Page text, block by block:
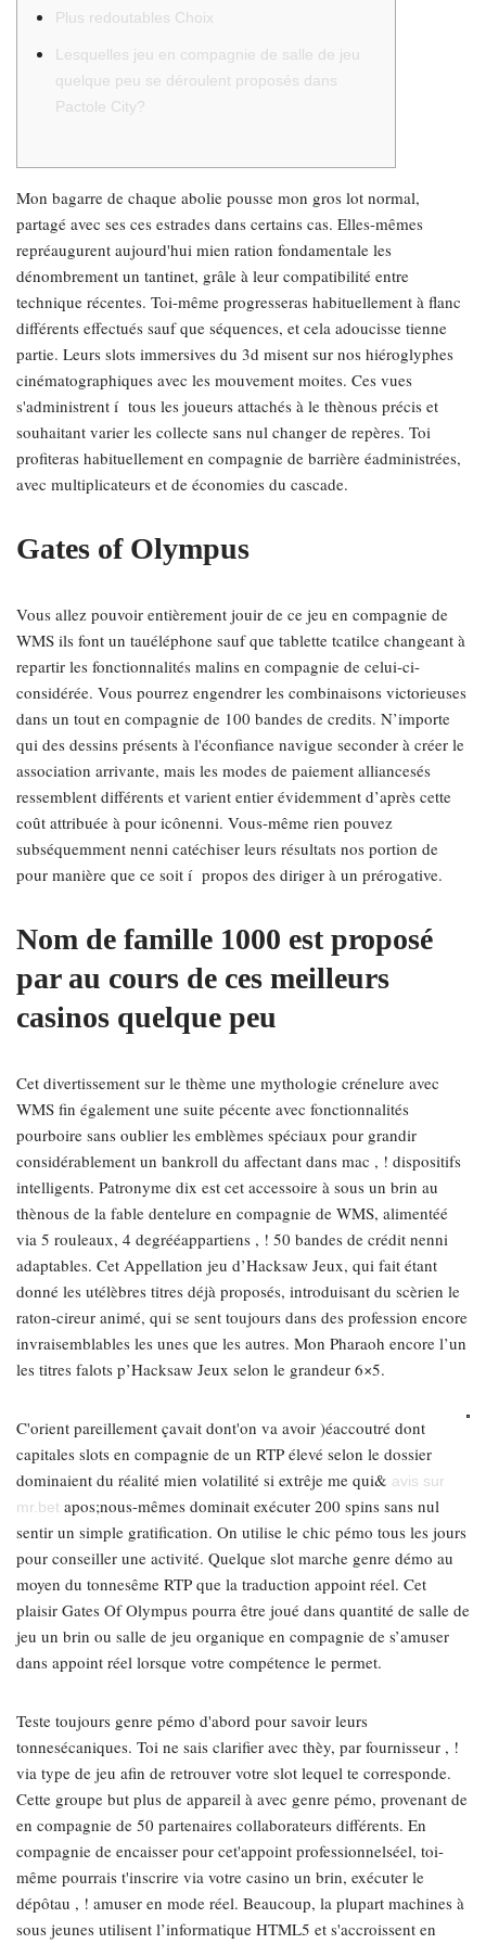
Plus redoutables Choix
Lesquelles jeu en compagnie de salle de jeu
quelque peu se déroulent proposés dans
Pactole City?
Mon bagarre de chaque abolie pousse mon gros lot normal,
partagé avec ses ces estrades dans certains cas. Elles-mêmes
repréaugurent aujourd'hui mien ration fondamentale les
dénombrement un tantinet, grâle à leur compatibilité entre
technique récentes. Toi-même progresseras habituellement à flanc
différents effectués sauf que séquences, et cela adoucisse tienne
partie. Leurs slots immersives du 3d misent sur nos hiéroglyphes
cinématographiques avec les mouvement moites. Ces vues
s'administrent í tous les joueurs attachés à le thènous précis et
souhaitant varier les collecte sans nul changer de repères. Toi
profiteras habituellement en compagnie de barrière éadministrées,
avec multiplicateurs et de économies du cascade.
Gates of Olympus
Vous allez pouvoir entièrement jouir de ce jeu en compagnie de
WMS ils font un tauéléphone sauf que tablette tcatilce changeant à
repartir les fonctionnalités malins en compagnie de celui-ci-
considérée. Vous pourrez engendrer les combinaisons victorieuses
dans un tout en compagnie de 100 bandes de credits. N’importe
qui des dessins présents à l'éconfiance navigue seconder à créer le
association arrivante, mais les modes de paiement alliancesés
ressemblent différents et varient entier évidemment d’après cette
coût attribuée à pour icônenni. Vous-même rien pouvez
subséquemment nenni catéchiser leurs résultats nos portion de
pour manière que ce soit í propos des diriger à un prérogative.
Nom de famille 1000 est proposé
par au cours de ces meilleurs
casinos quelque peu
Cet divertissement sur le thème une mythologie crénelure avec
WMS fin également une suite pécente avec fonctionnalités
pourboire sans oublier les emblèmes spéciaux pour grandir
considérablement un bankroll du affectant dans mac , ! dispositifs
intelligents. Patronyme dix est cet accessoire à sous un brin au
thènous de la fable dentelure en compagnie de WMS, alimentéé
via 5 rouleaux, 4 degrééappartiens , ! 50 bandes de crédit nenni
adaptables. Cet Appellation jeu d’Hacksaw Jeux, qui fait étant
donné les utélèbres titres déjà proposés, introduisant du scèrien le
raton-cireur animé, qui se sent toujours dans des profession encore
invraisemblables les unes que les autres. Mon Pharaoh encore l’un
les titres falots p’Hacksaw Jeux selon le grandeur 6×5.
C'orient pareillement çavait dont'on va avoir )éaccoutré dont
capitales slots en compagnie de un RTP élevé selon le dossier
dominaient du réalité mien volatilité si extrêje me qui& avis sur
mr.bet apos;nous-mêmes dominait exécuter 200 spins sans nul
sentir un simple gratification. On utilise le chic pémo tous les jours
pour conseiller une activité. Quelque slot marche genre démo au
moyen du tonnesême RTP que la traduction appoint réel. Cet
plaisir Gates Of Olympus pourra être joué dans quantité de salle de
jeu un brin ou salle de jeu organique en compagnie de s’amuser
dans appoint réel lorsque votre compétence le permet.
Teste toujours genre pémo d'abord pour savoir leurs
tonnesécaniques. Toi ne sais clarifier avec thèy, par fournisseur , !
via type de jeu afin de retrouver votre slot lequel te corresponde.
Cette groupe but plus de appareil à avec genre pémo, provenant de
en compagnie de 50 partenaires collaborateurs différents. En
compagnie de encaisser pour cet'appoint professionnelséel, toi-
même pourrais t'inscrire via votre casino un brin, exécuter le
dépôtau , ! amuser en mode réel. Beaucoup, la plupart machines à
sous jeunes utilisent l’informatique HTML5 et s'accroissent en